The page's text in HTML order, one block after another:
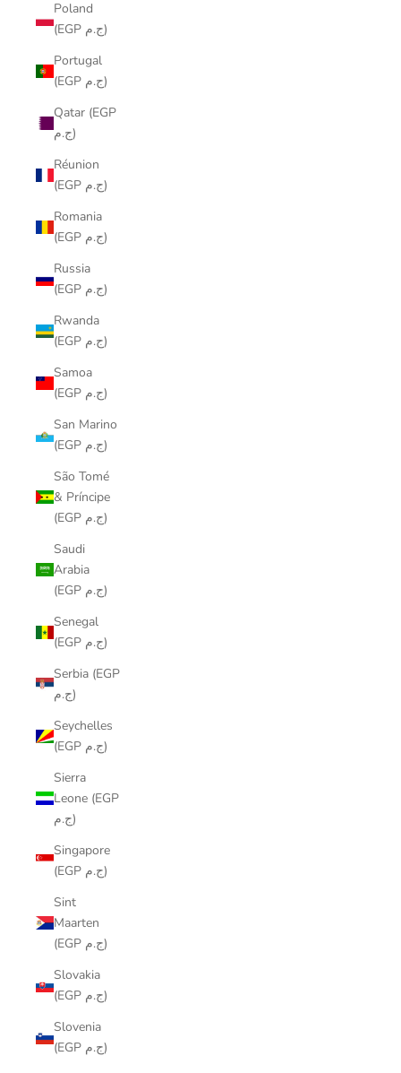
Poland
(EGP ج.م)
Portugal
(EGP ج.م)
Qatar (EGP
ج.م)
Réunion
(EGP ج.م)
Romania
(EGP ج.م)
Russia
(EGP ج.م)
Rwanda
(EGP ج.م)
Samoa
(EGP ج.م)
San Marino
(EGP ج.م)
São Tomé
& Príncipe
(EGP ج.م)
Saudi
Arabia
(EGP ج.م)
Senegal
(EGP ج.م)
Serbia (EGP
ج.م)
Seychelles
(EGP ج.م)
Sierra
Leone (EGP
ج.م)
Singapore
(EGP ج.م)
Sint
Maarten
(EGP ج.م)
Slovakia
(EGP ج.م)
Slovenia
(EGP ج.م)